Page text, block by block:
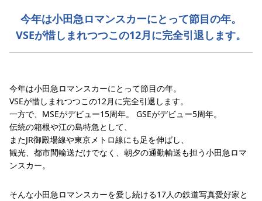
今年は小田急ロマンスカーにとって節目の年。
VSEが惜しまれつつこの12月に完全引退します。
今年は小田急ロマンスカーにとって節目の年。
VSEが惜しまれつつこの12月に完全引退します。
一方で、MSEがデビュー15周年。 GSEがデビュー5周年。
伝統の箱根や江の島特急として、
またJR御殿場線や東京メトロ線にも足を伸ばし、
観光、都市間輸送だけでなく、朝夕の通勤輸送も担う小田急ロマ
ンスカー。
そんな小田急ロマンスカーを愛し続ける17人の鉄道写真愛好家と